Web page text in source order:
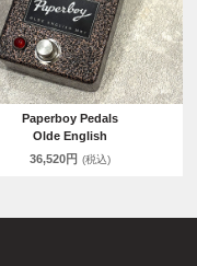
Paperboy Pedals
Olde English
36,520円 (税込)